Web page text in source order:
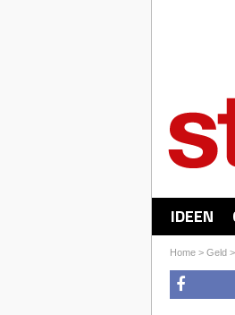
IDEEN
Home> Geld>